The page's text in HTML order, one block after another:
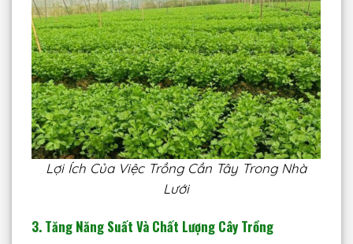
Lợi Ích Của Việc Trồng Cần Tây Trong Nhà
Lưới
3. Tăng Năng Suất Và Chất Lượng Cây Trồng